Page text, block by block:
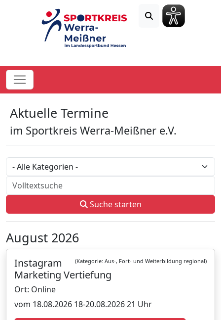
Aktuelle Termine
im Sportkreis Werra-Meißner e.V.
Kategorie
Volltextsuche
Suche starten
August 2026
(Kategorie: Aus-, Fort- und Weiterbildung regional)
Instagram
Marketing Vertiefung
Ort: Online
vom 18.08.2026 18-20.08.2026 21 Uhr